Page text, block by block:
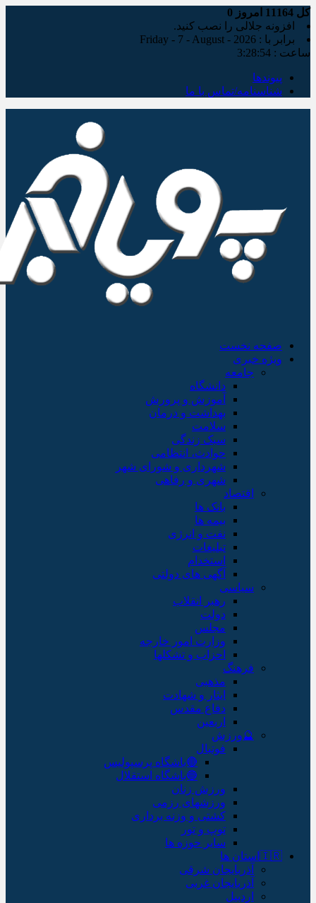
کل امروز 0
افزونه جلالی را نصب کنید.
برابر با : Friday - 7 - August - 2026
ساعت : 3:28:55
پیوندها
شناسنامه/تماس با ما
صفحه نخست
ویژه خبری
جامعه
دانشگاه
آموزش و پرورش
بهداشت و درمان
سلامت
سبک زندگی
حوادث، انتظامی
شهرداری و شورای شهر
شهری و رفاهی
اقتصاد
بانک ها
بیمه ها
نفت و انرژی
تبلیغات
استخدام
آگهی های دولتی
سیاسی
رهبر انقلاب
دولت
مجلس
وزارت امور خارجه
احزاب و تشکلها
فرهنگ
مذهبی
ایثار و شهادت
دفاع مقدس
اربعین
🔮ورزش
فوتبال
🔴باشگاه پرسپولیس
🔵باشگاه استقلال
ورزش زنان
ورزشهای رزمی
کشتی و وزنه برداری
توپ و تور
سایر حوزه ها
🇮🇷استان ها
آذربایجان شرقی
آذربایجان غربی
اردبیل